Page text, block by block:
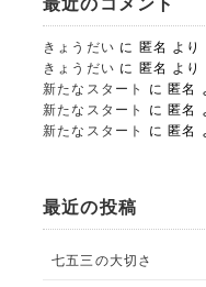
PHOTO
最近のコメント
きょうだい に 匿名 より
きょうだい に 匿名 より
新たなスタート
に 匿名
新たなスタート
に 匿名
新たなスタート
に 匿名
最近の投稿
七五三の大切さ